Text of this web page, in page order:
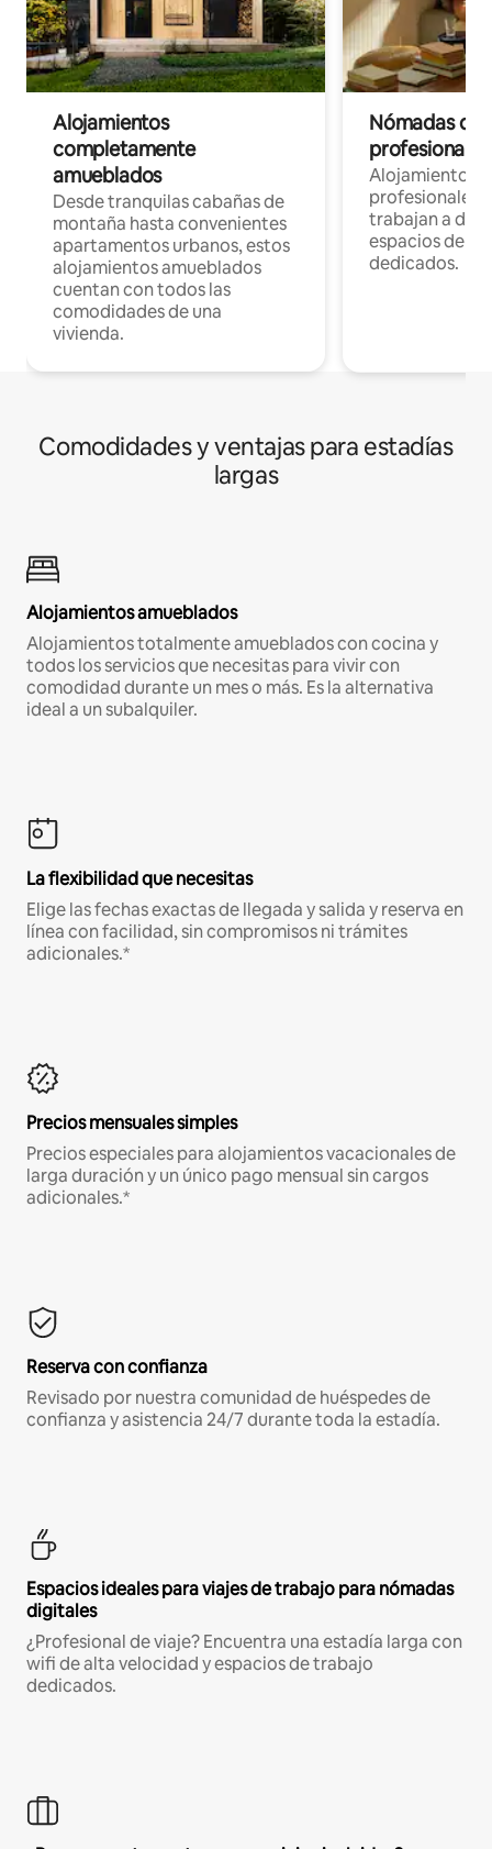
Alojamientos
completamente
amueblados
Desde tranquilas cabañas de
montaña hasta convenientes
apartamentos urbanos, estos
alojamientos amueblados
cuentan con todos las
comodidades de una
vivienda.
Nómadas
Alojamientos
profesionales
trabajan a
espacios de
dedicados.
Comodidades y ventajas para estadías
largas
Alojamientos amueblados
Alojamientos totalmente amueblados con cocina y
todos los servicios que necesitas para vivir con
comodidad durante un mes o más. Es la alternativa
ideal a un subalquiler.
La flexibilidad que necesitas
Elige las fechas exactas de llegada y salida y reserva en
línea con facilidad, sin compromisos ni trámites
adicionales.*
Precios mensuales simples
Precios especiales para alojamientos vacacionales de
larga duración y un único pago mensual sin cargos
adicionales.*
Reserva con confianza
Revisado por nuestra comunidad de huéspedes de
confianza y asistencia 24/7 durante toda la estadía.
Espacios ideales para viajes de trabajo para nómadas
digitales
¿Profesional de viaje? Encuentra una estadía larga con
wifi de alta velocidad y espacios de trabajo
dedicados.